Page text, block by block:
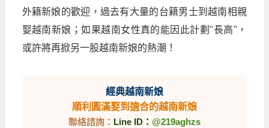
外籍新娘的歡迎，過去有大量的台籍男士到越南相親
娶越南新娘；如果越南女性真的能因此計劃"長高"，
或許將再掀另一股越南新娘的熱潮！
經典越南新娘
順利圓滿娶到適合的越南新娘
聯絡諮詢： Line ID： @219aghzs